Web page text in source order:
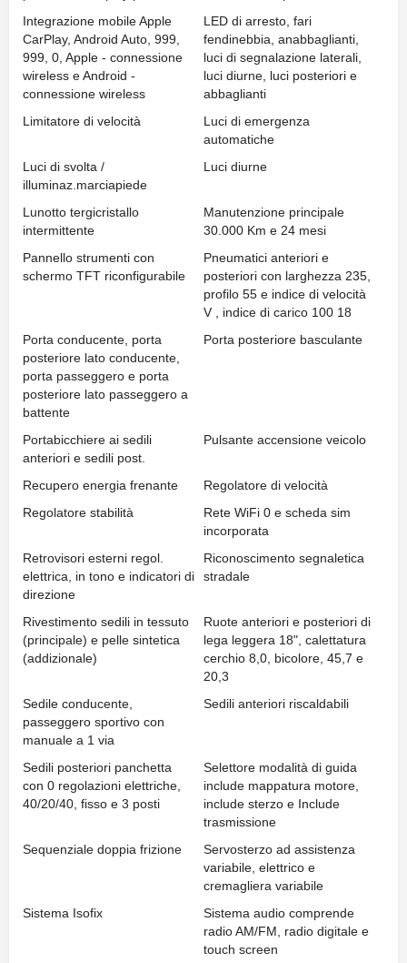
Integrazione mobile Apple
CarPlay, Android Auto, 999,
999, 0, Apple - connessione
wireless e Android -
connessione wireless
LED di arresto, fari
fendinebbia, anabbaglianti,
luci di segnalazione laterali,
luci diurne, luci posteriori e
abbaglianti
Limitatore di velocità
Luci di emergenza
automatiche
Luci di svolta /
illuminaz.marciapiede
Luci diurne
Lunotto tergicristallo
intermittente
Manutenzione principale
30.000 Km e 24 mesi
Pannello strumenti con
schermo TFT riconfigurabile
Pneumatici anteriori e
posteriori con larghezza 235,
profilo 55 e indice di velocità
V , indice di carico 100 18
Porta conducente, porta
posteriore lato conducente,
porta passeggero e porta
posteriore lato passeggero a
battente
Porta posteriore basculante
Portabicchiere ai sedili
anteriori e sedili post.
Pulsante accensione veicolo
Recupero energia frenante
Regolatore di velocità
Regolatore stabilità
Rete WiFi 0 e scheda sim
incorporata
Retrovisori esterni regol.
elettrica, in tono e indicatori di
direzione
Riconoscimento segnaletica
stradale
Rivestimento sedili in tessuto
(principale) e pelle sintetica
(addizionale)
Ruote anteriori e posteriori di
lega leggera 18", calettatura
cerchio 8,0, bicolore, 45,7 e
20,3
Sedile conducente,
passeggero sportivo con
manuale a 1 via
Sedili anteriori riscaldabili
Sedili posteriori panchetta
con 0 regolazioni elettriche,
40/20/40, fisso e 3 posti
Selettore modalità di guida
include mappatura motore,
include sterzo e Include
trasmissione
Sequenziale doppia frizione
Servosterzo ad assistenza
variabile, elettrico e
cremagliera variabile
Sistema Isofix
Sistema audio comprende
radio AM/FM, radio digitale e
touch screen